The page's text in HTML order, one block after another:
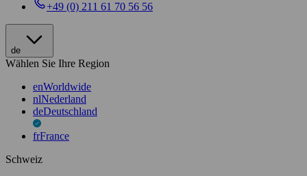
+49 (0) 211 61 70 56 56
de
Wählen Sie Ihre Region
enWorldwide
nlNederland
deDeutschland
frFrance
Schweiz